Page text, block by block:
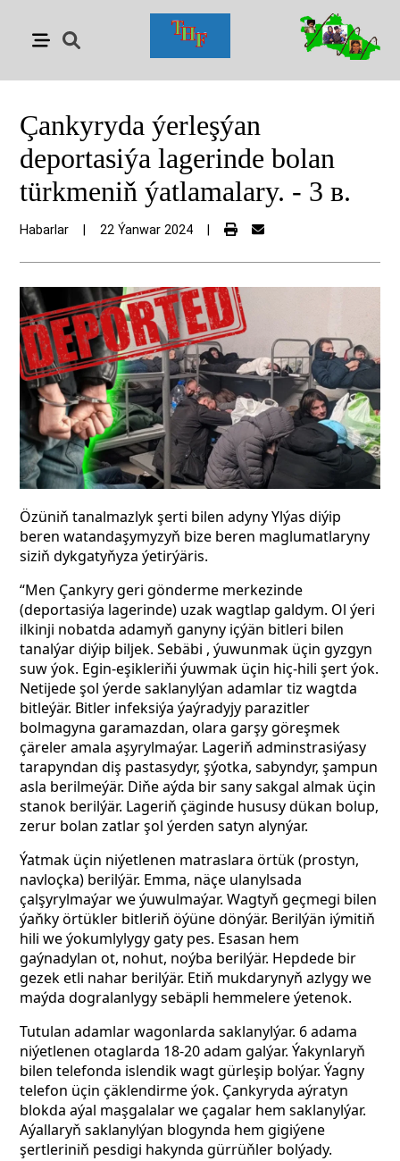
Çankyryda ýerleşýan
deportasiýa lagerinde bolan
türkmeniň ýatlamalary. - 3 в.
Habarlar 22 Ýanwar 2024
Özüniň tanalmazlyk şerti bilen adyny Ylýas diýip
beren watandaşymyzyň bize beren maglumatlaryny
siziň dykgatyňyza ýetirýäris.
“Men Çankyry geri gönderme merkezinde
(deportasiýa lagerinde) uzak wagtlap galdym. Ol ýeri
ilkinji nobatda adamyň ganyny içýän bitleri bilen
tanalýar diýip biljek. Sebäbi , ýuwunmak üçin gyzgyn
suw ýok. Egin-eşikleriňi ýuwmak üçin hiç-hili şert ýok.
Netijede şol ýerde saklanylýan adamlar tiz wagtda
bitleýär. Bitler infeksiýa ýaýradyjy parazitler
bolmagyna garamazdan, olara garşy göreşmek
çäreler amala aşyrylmaýar. Lageriň adminstrasiýasy
tarapyndan diş pastasydyr, şýotka, sabyndyr, şampun
asla berilmeýär. Diňe aýda bir sany sakgal almak üçin
stanok berilýär. Lageriň çäginde hususy dükan bolup,
zerur bolan zatlar şol ýerden satyn alynýar.
Ýatmak üçin niýetlenen matraslara örtük (prostyn,
navloçka) berilýär. Emma, näçe ulanylsada
çalşyrylmaýar we ýuwulmaýar. Wagtyň geçmegi bilen
ýaňky örtükler bitleriň öýüne dönýär. Berilýän iýmitiň
hili we ýokumlylygy gaty pes. Esasan hem
gaýnadylan ot, nohut, noýba berilýär. Hepdede bir
gezek etli nahar berilýär. Etiň mukdarynyň azlygy we
maýda dogralanlygy sebäpli hemmelere ýetenok.
Tutulan adamlar wagonlarda saklanylýar. 6 adama
niýetlenen otaglarda 18-20 adam galýar. Ýakynlaryň
bilen telefonda islendik wagt gürleşip bolýar. Ýagny
telefon üçin çäklendirme ýok. Çankyryda aýratyn
blokda aýal maşgalalar we çagalar hem saklanylýar.
Aýallaryň saklanylýan blogynda hem gigiýene
şertleriniň pesdigi hakynda gürrüňler bolýady.